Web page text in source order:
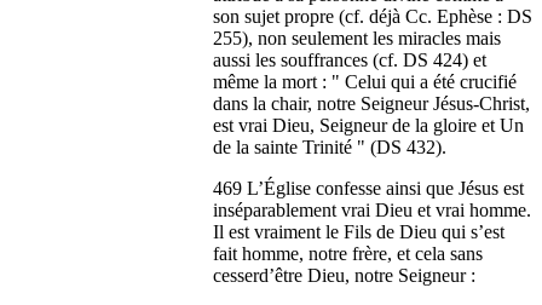
son sujet propre (cf. déjà Cc. Ephèse : DS
255), non seulement les miracles mais
aussi les souffrances (cf. DS 424) et
même la mort : " Celui qui a été crucifié
dans la chair, notre Seigneur Jésus-Christ,
est vrai Dieu, Seigneur de la gloire et Un
de la sainte Trinité " (DS 432).
469 L’Église confesse ainsi que Jésus est
inséparablement vrai Dieu et vrai homme.
Il est vraiment le Fils de Dieu qui s’est
fait homme, notre frère, et cela sans
cesserd’être Dieu, notre Seigneur :